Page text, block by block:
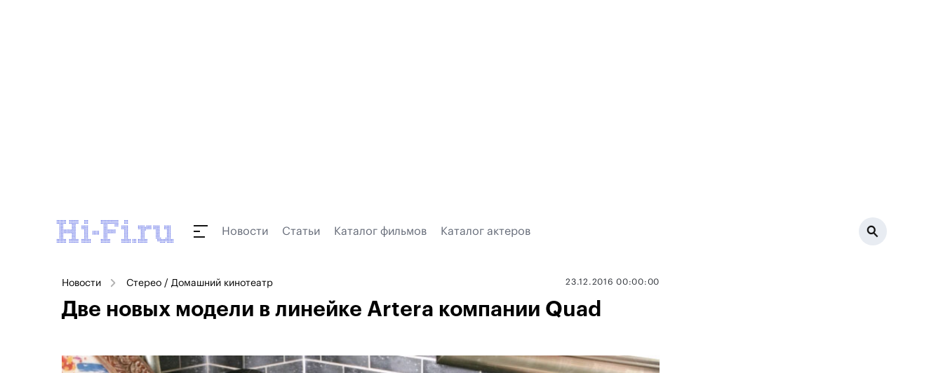
Новости Статьи Каталог фильмов Каталог актеров
Новости Стерео / Домашний кинотеатр 23.12.2016 00:00:00
Две новых модели в линейке Artera компании Quad